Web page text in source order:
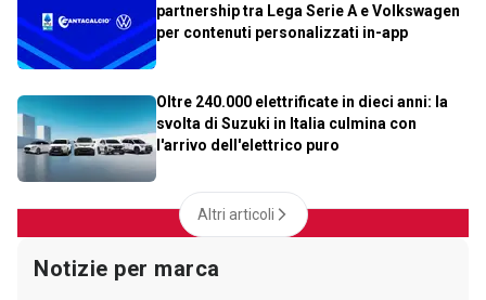
partnership tra Lega Serie A e Volkswagen
per contenuti personalizzati in-app
Oltre 240.000 elettrificate in dieci anni: la
svolta di Suzuki in Italia culmina con
l'arrivo dell'elettrico puro
Altri articoli
Notizie per marca